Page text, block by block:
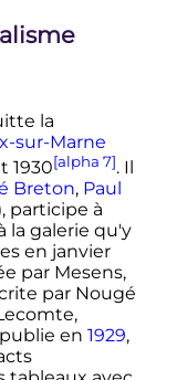
la
sur-Marne
1930[alpha 7]. Il
Breton, Paul
participe à
la galerie qu'y
en janvier
par Mesens,
par Nougé
en 1929,